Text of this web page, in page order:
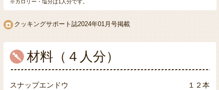
※カロリー・塩分は1人分です。
クッキングサポート誌2024年01月号掲載
材料（４人分）
スナップエンドウ １２本